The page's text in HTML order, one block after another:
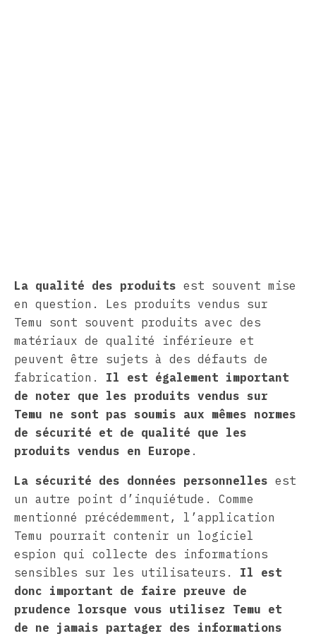
La qualité des produits est souvent mise
en question. Les produits vendus sur
Temu sont souvent produits avec des
matériaux de qualité inférieure et
peuvent être sujets à des défauts de
fabrication. Il est également important
de noter que les produits vendus sur
Temu ne sont pas soumis aux mêmes normes
de sécurité et de qualité que les
produits vendus en Europe .
La sécurité des données personnelles est
un autre point d’inquiétude. Comme
mentionné précédemment, l’application
Temu pourrait contenir un logiciel
espion qui collecte des informations
sensibles sur les utilisateurs. Il est
donc important de faire preuve de
prudence lorsque vous utilisez Temu et
de ne jamais partager des informations